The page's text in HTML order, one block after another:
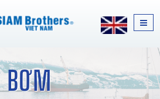
BƠM